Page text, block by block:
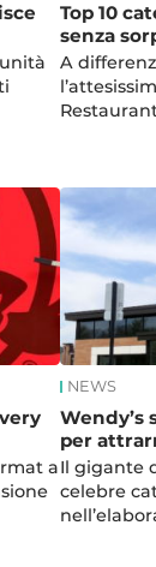
Top 10
senza
A
a
NEWS
Wendy’s
per
Il gigante
celebre